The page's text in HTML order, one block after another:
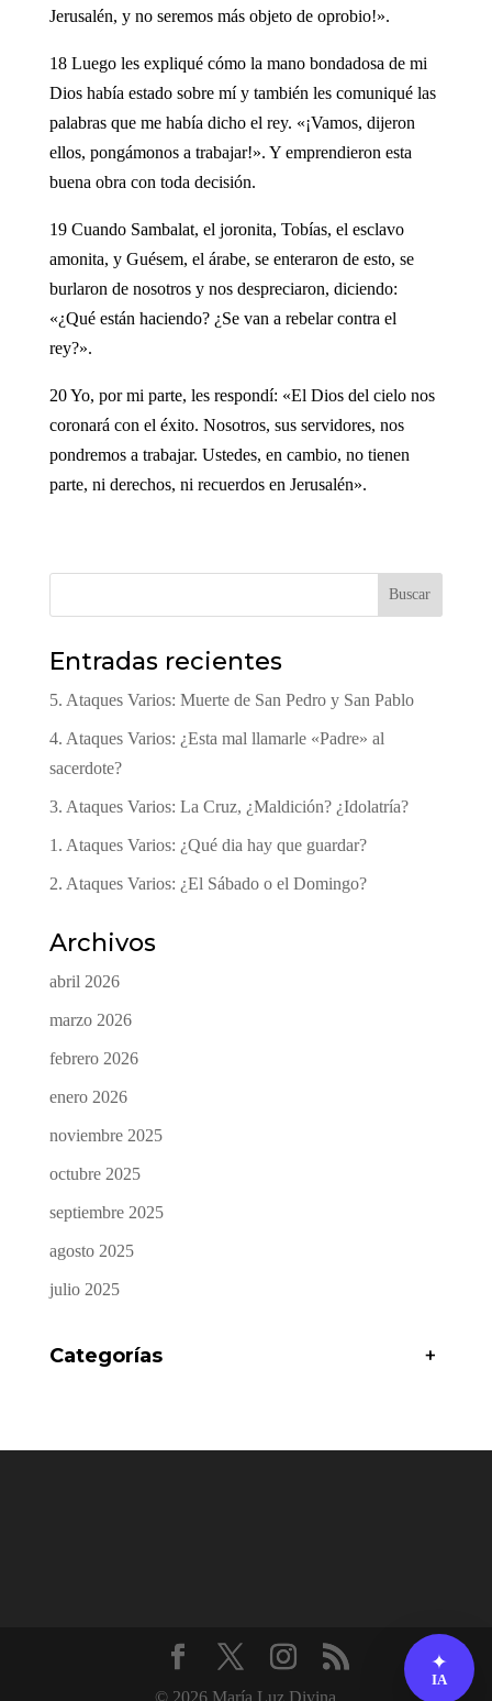
Jerusalén, y no seremos más objeto de oprobio!».
18 Luego les expliqué cómo la mano bondadosa de mi
Dios había estado sobre mí y también les comuniqué las
palabras que me había dicho el rey. «¡Vamos, dijeron
ellos, pongámonos a trabajar!». Y emprendieron esta
buena obra con toda decisión.
19 Cuando Sambalat, el joronita, Tobías, el esclavo
amonita, y Guésem, el árabe, se enteraron de esto, se
burlaron de nosotros y nos despreciaron, diciendo:
«¿Qué están haciendo? ¿Se van a rebelar contra el
rey?».
20 Yo, por mi parte, les respondí: «El Dios del cielo nos
coronará con el éxito. Nosotros, sus servidores, nos
pondremos a trabajar. Ustedes, en cambio, no tienen
parte, ni derechos, ni recuerdos en Jerusalén».
Buscar
Entradas recientes
5. Ataques Varios: Muerte de San Pedro y San Pablo
4. Ataques Varios: ¿Esta mal llamarle «Padre» al
sacerdote?
3. Ataques Varios: La Cruz, ¿Maldición? ¿Idolatría?
1. Ataques Varios: ¿Qué dia hay que guardar?
2. Ataques Varios: ¿El Sábado o el Domingo?
Archivos
abril 2026
marzo 2026
febrero 2026
enero 2026
noviembre 2025
octubre 2025
septiembre 2025
agosto 2025
julio 2025
Categorías +
✦
IA